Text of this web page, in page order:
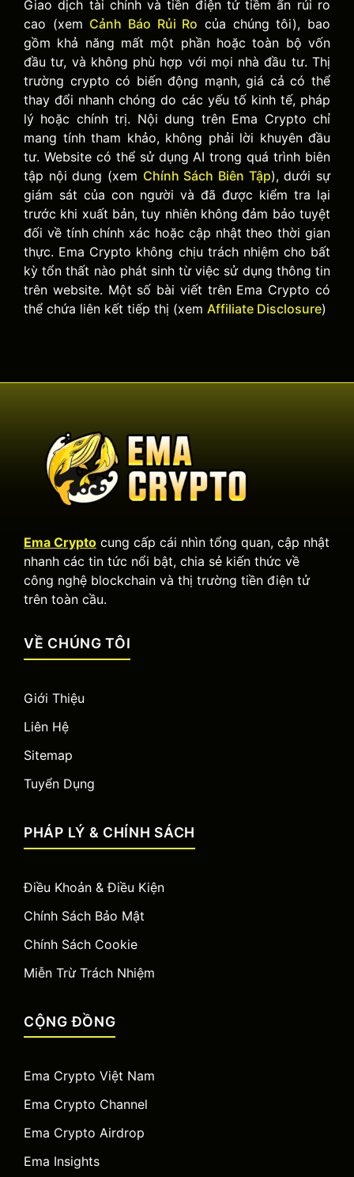
Giao dịch tài chính và tiền điện tử tiềm ẩn rủi ro
cao (xem Cảnh Báo Rủi Ro của chúng tôi), bao
gồm khả năng mất một phần hoặc toàn bộ vốn
đầu tư, và không phù hợp với mọi nhà đầu tư. Thị
trường crypto có biến động mạnh, giá cả có thể
thay đổi nhanh chóng do các yếu tố kinh tế, pháp
lý hoặc chính trị. Nội dung trên Ema Crypto chỉ
mang tính tham khảo, không phải lời khuyên đầu
tư. Website có thể sử dụng AI trong quá trình biên
tập nội dung (xem Chính Sách Biên Tập), dưới sự
giám sát của con người và đã được kiểm tra lại
trước khi xuất bản, tuy nhiên không đảm bảo tuyệt
đối về tính chính xác hoặc cập nhật theo thời gian
thực. Ema Crypto không chịu trách nhiệm cho bất
kỳ tổn thất nào phát sinh từ việc sử dụng thông tin
trên website. Một số bài viết trên Ema Crypto có
thể chứa liên kết tiếp thị (xem Affiliate Disclosure)
Ema Crypto cung cấp cái nhìn tổng quan, cập nhật
nhanh các tin tức nổi bật, chia sẻ kiến thức về
công nghệ blockchain và thị trường tiền điện tử
trên toàn cầu.
VỀ CHÚNG TÔI
Giới Thiệu
Liên Hệ
Sitemap
Tuyển Dụng
PHÁP LÝ & CHÍNH SÁCH
Điều Khoản & Điều Kiện
Chính Sách Bảo Mật
Chính Sách Cookie
Miễn Trừ Trách Nhiệm
CỘNG ĐỒNG
Ema Crypto Việt Nam
Ema Crypto Channel
Ema Crypto Airdrop
Ema Insights